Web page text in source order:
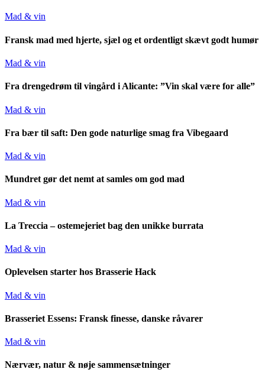
Mad & vin
Fransk mad med hjerte, sjæl og et ordentligt skævt godt humør
Mad & vin
Fra drengedrøm til vingård i Alicante: ”Vin skal være for alle”
Mad & vin
Fra bær til saft: Den gode naturlige smag fra Vibegaard
Mad & vin
Mundret gør det nemt at samles om god mad
Mad & vin
La Treccia – ostemejeriet bag den unikke burrata
Mad & vin
Oplevelsen starter hos Brasserie Hack
Mad & vin
Brasseriet Essens: Fransk finesse, danske råvarer
Mad & vin
Nærvær, natur & nøje sammensætninger